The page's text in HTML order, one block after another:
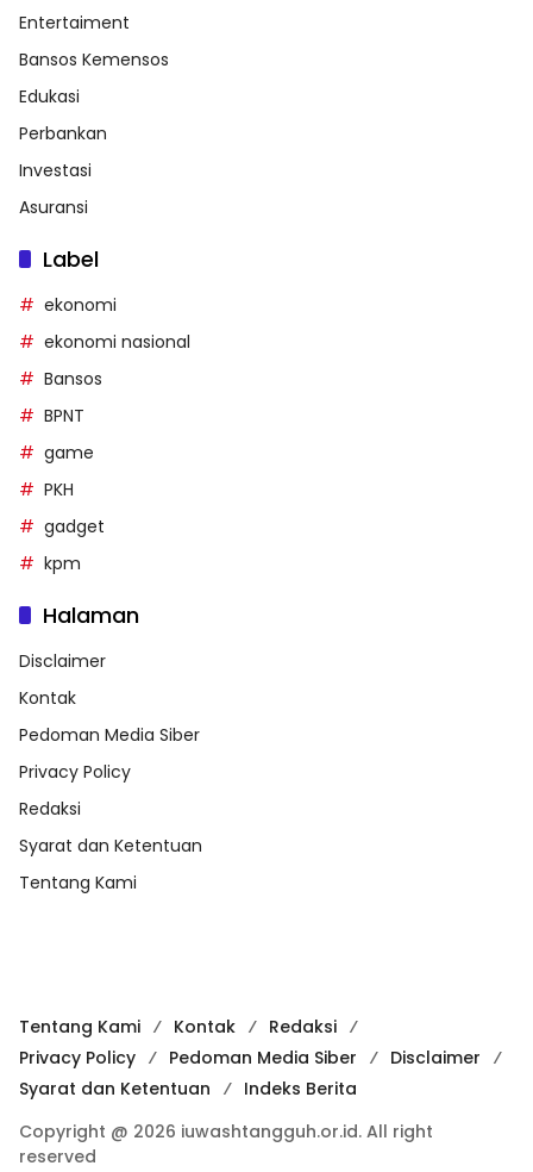
Entertaiment
Bansos Kemensos
Edukasi
Perbankan
Investasi
Asuransi
Label
ekonomi
ekonomi nasional
Bansos
BPNT
game
PKH
gadget
kpm
Halaman
Disclaimer
Kontak
Pedoman Media Siber
Privacy Policy
Redaksi
Syarat dan Ketentuan
Tentang Kami
Tentang Kami Kontak
Redaksi
Privacy Policy
Pedoman Media Siber
Disclaimer
Syarat dan Ketentuan
Indeks Berita
Copyright @ 2026 iuwashtangguh.or.id. All right
reserved